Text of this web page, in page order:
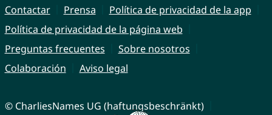
Contactar Prensa
Política de privacidad de la app
Política de privacidad de la página web
Preguntas frecuentes
Sobre nosotros
Colaboración
Aviso legal
© CharliesNames UG (haftungsbeschränkt)